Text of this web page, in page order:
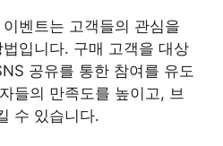
벤트는 고객들의 관심을
입니다. 구매 고객을 대상
공유를 통한 참여를 유도
들의 만족도를 높이고, 브
수 있습니다.